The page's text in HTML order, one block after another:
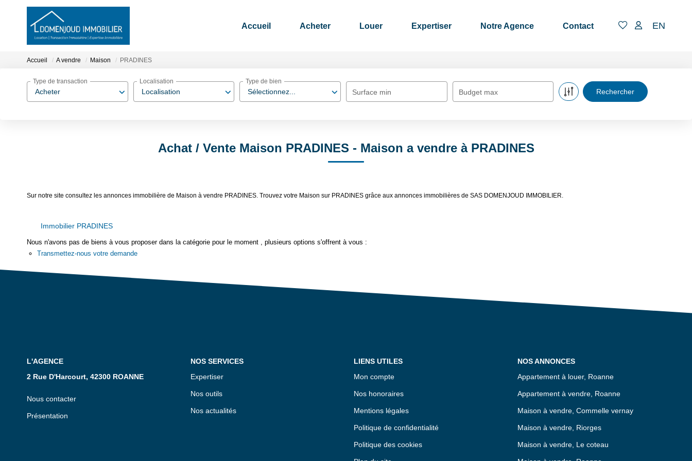
Accueil Acheter Louer Expertiser Notre Agence Contact EN
Accueil A vendre Maison PRADINES
Acheter
Type de transaction
Localisation
Localisation
Sélectionnez...
Type de bien
Surface min Budget max
Achat / Vente Maison PRADINES - Maison a vendre à PRADINES
Sur notre site consultez les annonces immobilière de Maison à vendre PRADINES. Trouvez votre Maison sur PRADINES grâce aux annonces immobilières de SAS DOMENJOUD IMMOBILIER.
Immobilier PRADINES
Nous n'avons pas de biens à vous proposer dans la catégorie pour le moment , plusieurs options s'offrent à vous :
Transmettez-nous votre demande
L'AGENCE
2 Rue D'Harcourt, 42300 ROANNE
Nous contacter
Présentation
NOS SERVICES
Expertiser
Nos outils
Nos actualités
LIENS UTILES
Mon compte
Nos honoraires
Mentions légales
Politique de confidentialité
Politique des cookies
NOS ANNONCES
Appartement à louer, Roanne
Appartement à vendre, Roanne
Maison à vendre, Commelle vernay
Maison à vendre, Riorges
Maison à vendre, Le coteau